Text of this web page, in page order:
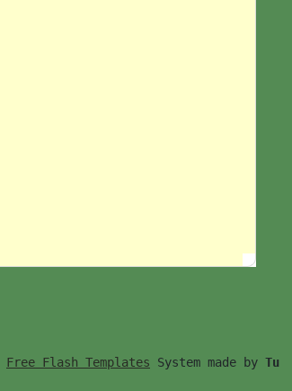
Free Flash Templates System made by Tu